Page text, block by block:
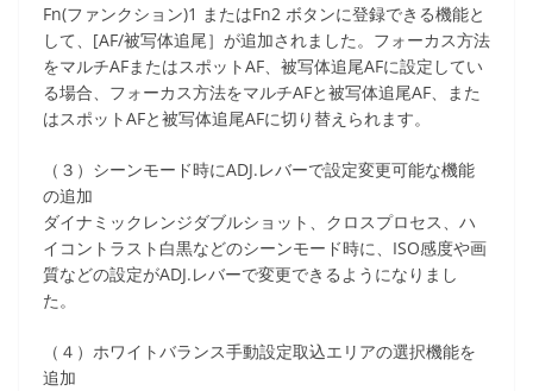
Fn(ファンクション)1 またはFn2 ボタンに登録できる機能と
して、[AF/被写体追尾］が追加されました。フォーカス方法
をマルチAFまたはスポットAF、被写体追尾AFに設定してい
る場合、フォーカス方法をマルチAFと被写体追尾AF、また
はスポットAFと被写体追尾AFに切り替えられます。
（３）シーンモード時にADJ.レバーで設定変更可能な機能
の追加
ダイナミックレンジダブルショット、クロスプロセス、ハ
イコントラスト白黒などのシーンモード時に、ISO感度や画
質などの設定がADJ.レバーで変更できるようになりまし
た。
（４）ホワイトバランス手動設定取込エリアの選択機能を
追加